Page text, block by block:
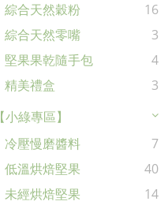
綜合天然穀粉
16
綜合天然零嘴
3
堅果果乾隨手包
4
精美禮盒
3
【小綠專區】
冷壓慢磨醬料
7
低溫烘焙堅果
40
未經烘焙堅果
14